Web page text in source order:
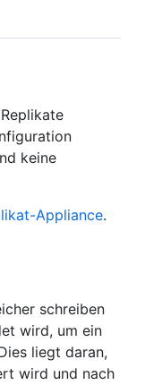
keine
Appliance.
schreiben
wird, um ein
liegt daran,
wird und nach